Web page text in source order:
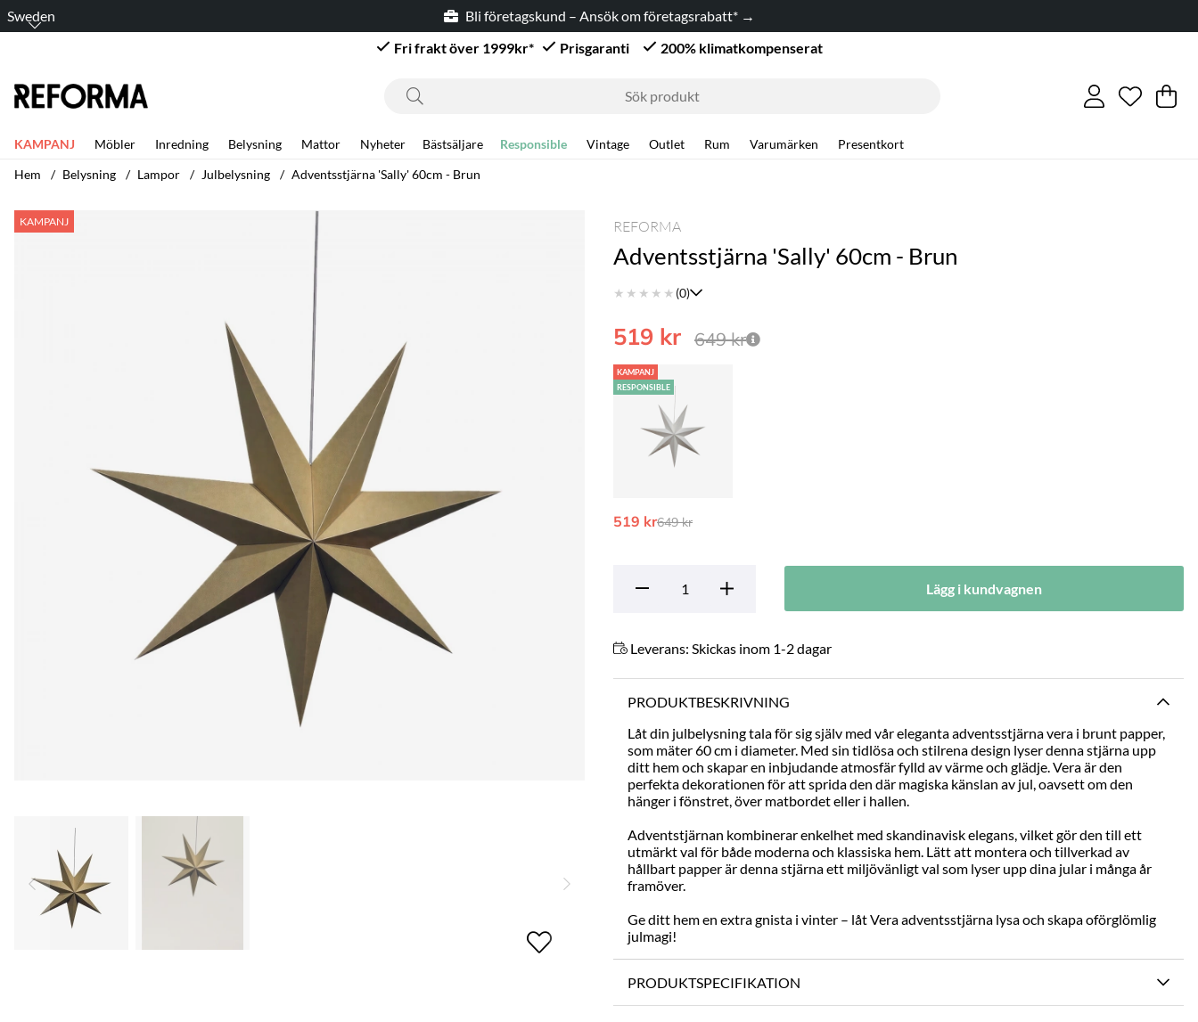
Sweden
Bli företagskund – Ansök om företagsrabatt* →
Fri frakt över 1999kr*
Prisgaranti 200% klimatkompenserat
Antal i
. .
KAMPANJ Möbler Inredning Belysning Mattor Nyheter Bästsäljare Responsible Vintage Outlet Rum Varumärken
Presentkort
Hem
Belysning Lampor Julbelysning Adventsstjärna 'Sally' 60cm - Brun
KAMPANJ
Produktbilder Adventsstjärna 'Sally' 60cm - Brun REFORMA
Adventsstjärna 'Sally' 60cm - Brun
★ ★ ★ ★ ★ (0)
649kr
519 kr
KAMPANJ
RESPONSIBLE
519 krOrdinarie pris:
649 kr
Lägg i kundvagnen
Leverans: Skickas inom 1-2 dagar
PRODUKTBESKRIVNING
Låt din julbelysning tala för sig själv med vår eleganta adventsstjärna vera i brunt papper,
som mäter 60 cm i diameter. Med sin tidlösa och stilrena design lyser denna stjärna upp
ditt hem och skapar en inbjudande atmosfär fylld av värme och glädje. Vera är den
perfekta dekorationen för att sprida den där magiska känslan av jul, oavsett om den
hänger i fönstret, över matbordet eller i hallen.
Adventstjärnan kombinerar enkelhet med skandinavisk elegans, vilket gör den till ett
utmärkt val för både moderna och klassiska hem. Lätt att montera och tillverkad av
hållbart papper är denna stjärna ett miljövänligt val som lyser upp dina jular i många år
framöver.
Ge ditt hem en extra gnista i vinter – låt Vera adventsstjärna lysa och skapa oförglömlig
julmagi!
PRODUKTSPECIFIKATION